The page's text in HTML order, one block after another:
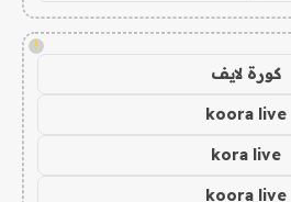
!
كورة لايف
koora live
kora live
koora live